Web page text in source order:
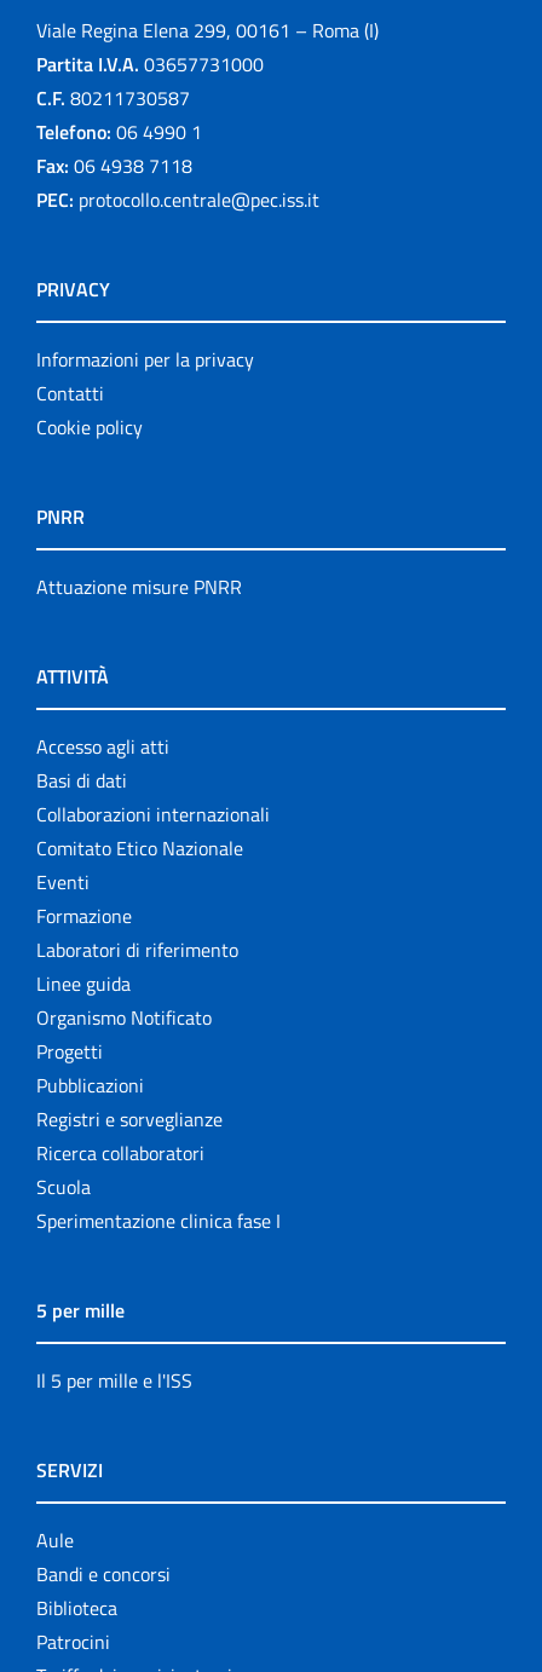
Viale Regina Elena 299, 00161 – Roma (I)
Partita I.V.A. 03657731000
C.F. 80211730587
Telefono: 06 4990 1
Fax: 06 4938 7118
PEC: protocollo.centrale@pec.iss.it
PRIVACY
Informazioni per la privacy
Contatti
Cookie policy
PNRR
Attuazione misure PNRR
ATTIVITÀ
Accesso agli atti
Basi di dati
Collaborazioni internazionali
Comitato Etico Nazionale
Eventi
Formazione
Laboratori di riferimento
Linee guida
Organismo Notificato
Progetti
Pubblicazioni
Registri e sorveglianze
Ricerca collaboratori
Scuola
Sperimentazione clinica fase I
5 per mille
Il 5 per mille e l'ISS
SERVIZI
Aule
Bandi e concorsi
Biblioteca
Patrocini